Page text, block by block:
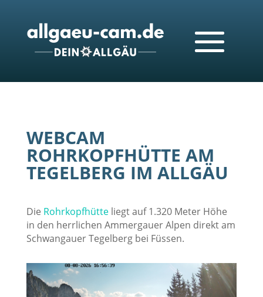
WEBCAM
ROHRKOPFHÜTTE AM
TEGELBERG IM ALLGÄU
Die Rohrkopfhütteliegt auf 1.320 Meter Höhe
in den herrlichen Ammergauer Alpen direkt am
Schwangauer Tegelberg bei Füssen.